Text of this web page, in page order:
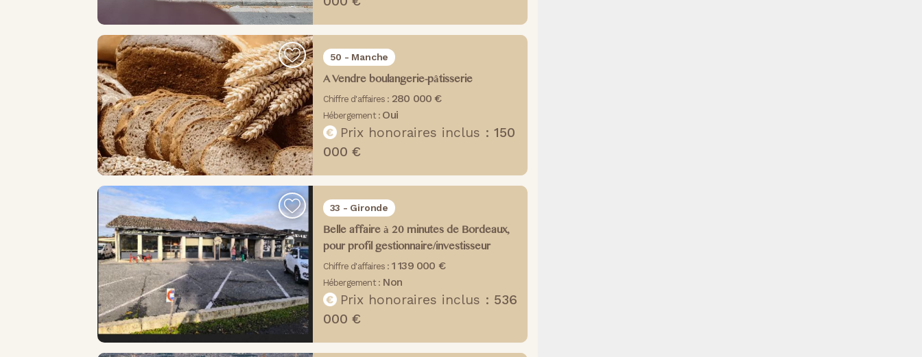
50 - Manche
A Vendre boulangerie-pâtisserie
Chiffre d'affaires : 280 000 €
Hébergement : Oui
Prix honoraires inclus : 150
000 €
33 - Gironde
Belle affaire à 20 minutes de Bordeaux,
pour profil gestionnaire/investisseur
Chiffre d'affaires : 1 139 000 €
Hébergement : Non
Prix honoraires inclus : 536
000 €